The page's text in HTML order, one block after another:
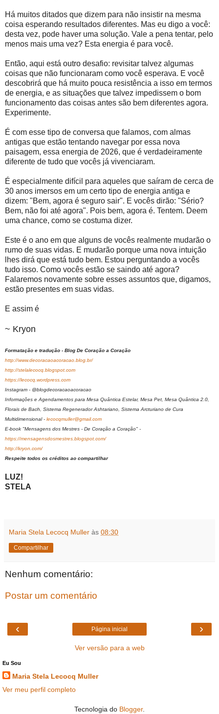
Há muitos ditados que dizem para não insistir na mesma
coisa esperando resultados diferentes. Mas eu digo a você:
desta vez, pode haver uma solução. Vale a pena tentar, pelo
menos mais uma vez? Esta energia é para você.
Então, aqui está outro desafio: revisitar talvez algumas
coisas que não funcionaram como você esperava. E você
descobrirá que há muito pouca resistência a isso em termos
de energia, e as situações que talvez impedissem o bom
funcionamento das coisas antes são bem diferentes agora.
Experimente.
É com esse tipo de conversa que falamos, com almas
antigas que estão tentando navegar por essa nova
paisagem, essa energia de 2026, que é verdadeiramente
diferente de tudo que vocês já vivenciaram.
É especialmente difícil para aqueles que saíram de cerca de
30 anos imersos em um certo tipo de energia antiga e
dizem: "Bem, agora é seguro sair". E vocês dirão: "Sério?
Bem, não foi até agora". Pois bem, agora é. Tentem. Deem
uma chance, como se costuma dizer.
Este é o ano em que alguns de vocês realmente mudarão o
rumo de suas vidas. E mudarão porque uma nova intuição
lhes dirá que está tudo bem. Estou perguntando a vocês
tudo isso. Como vocês estão se saindo até agora?
Falaremos novamente sobre esses assuntos que, digamos,
estão presentes em suas vidas.
E assim é
~ Kryon
Formatação e tradução - Blog De Coração a Coração
http://www.decoracaoacoracao.blog.br/
http://stelalecocq.blogspot.com
https://lecocq.wordpress.com
Instagram - @blogdecoracaoacoracao
Informações e Agendamentos para Mesa Quântica Estelar, Mesa Pet, Mesa Quântica 2.0,
Florais de Bach, Sistema Regenerador Ashtariano, Sistema Arcturiano de Cura
Multidimensional - lecocqmuller@gmail.com
E-book "Mensagens dos Mestres - De Coração a Coração" -
https://mensagensdosmestres.blogspot.com/
http://kryon.com/
Respeite todos os créditos ao compartilhar
LUZ!
STELA
Maria Stela Lecocq Muller às 08:30
Compartilhar
Nenhum comentário:
Postar um comentário
‹ ›
Página inicial
Ver versão para a web
Eu Sou
Maria Stela Lecocq Muller
Ver meu perfil completo
Tecnologia do Blogger.